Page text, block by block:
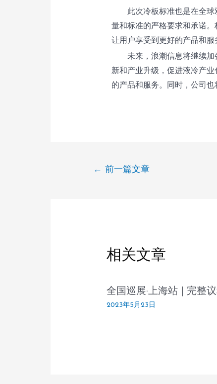
此次冷板标准也是在全
量和标准的严格要求和承诺
让用户享受到更好的产品和服
未来，浪潮信息将继续
新和产业升级，促进液冷产
的产品和服务。同时，公司
← 前一篇文章
相关文章
全国巡展·上海站 | 完整议
2023年5月23日